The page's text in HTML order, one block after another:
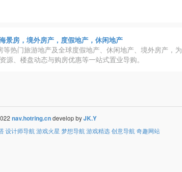
景房，境外房产，度假地产，休闲地产
热门旅游地产及全球度假地产、休闲地产、境外房产，为
源、楼盘动态与购房优惠等一站式置业导购。
nav.hotring.cndevelop byJK.Y
设计师导航游戏火星 梦想导航游戏精选创意导航奇趣网站